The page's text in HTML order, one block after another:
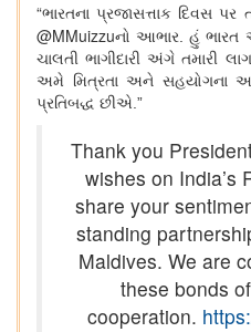
“ભારતના પ્રજાસત્તાક દિવસ
@MMuizzuનો આભાર. હું ભારત
ચાલતી ભાગીદારી અંગે તમારી
અમે મિત્રતા અને સહયોગના આ
પ્રતિબદ્ધ છીએ.”
Thank you
wishes on India’s
share your
standing
Maldives. We are
these bonds
cooperation.